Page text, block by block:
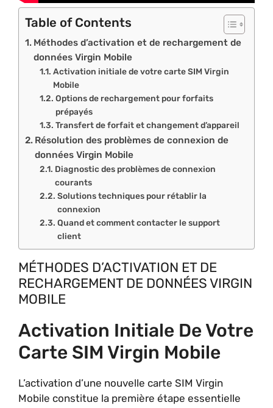
Table of Contents
Méthodes d’activation et de rechargement de
données Virgin Mobile
Activation initiale de votre carte SIM Virgin
Mobile
Options de rechargement pour forfaits
prépayés
Transfert de forfait et changement d’appareil
Résolution des problèmes de connexion de
données Virgin Mobile
Diagnostic des problèmes de connexion
courants
Solutions techniques pour rétablir la
connexion
Quand et comment contacter le support
client
MÉTHODES D’ACTIVATION ET DE
RECHARGEMENT DE DONNÉES VIRGIN
MOBILE
Activation Initiale De Votre
Carte SIM Virgin Mobile
L’activation d’une nouvelle carte SIM Virgin
Mobile constitue la première étape essentielle